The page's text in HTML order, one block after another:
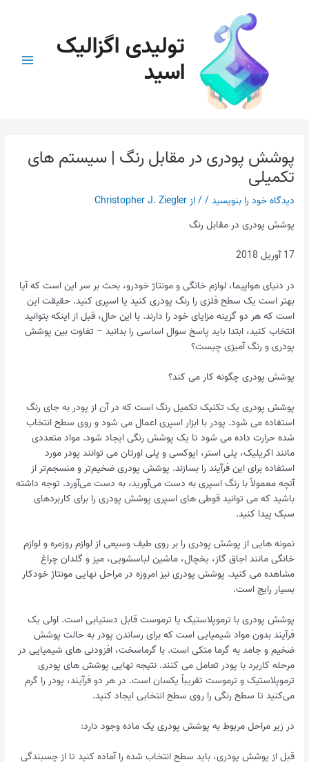
تولیدی اگزالیک
اسید
پوشش پودری در مقابل رنگ | سیستم های
تکمیلی
دیدگاه‌ خود را بنویسید// از Christopher J. Ziegler
پوشش پودری در مقابل رنگ
17 آوریل 2018
در دنیای هواپیما، لوازم خانگی و مونتاژ خودرو، بحث بر سر این است که آیا
بهتر است یک سطح فلزی را رنگ پودری کنید یا اسپری کنید. حقیقت این
است که هر دو گزینه مزایای خود را دارند. با این حال، قبل از اینکه بتوانید
انتخاب کنید، ابتدا باید پاسخ سوال اساسی را بدانید – تفاوت بین پوشش
پودری و رنگ آمیزی چیست؟
پوشش پودری چگونه کار می کند؟
پوشش پودری یک تکنیک تکمیل رنگ است که در آن از پودر به جای رنگ
استفاده می شود. پودر با ابزار اسپری اعمال می شود و روی سطح انتخاب
شده حرارت داده می شود تا یک پوشش رنگی ایجاد شود. مواد متعددی
مانند اکریلیک، پلی استر، اپوکسی و پلی اورتان می توانند پودر مورد
استفاده برای این فرآیند را بسازند. پوشش پودری ضخیم‌تر و منسجم‌تر از
آنچه معمولاً با رنگ اسپری به دست می‌آورید، به دست می‌آورد. توجه داشته
باشید که می توانید قوطی های اسپری پوشش پودری را برای کاربردهای
سبک پیدا کنید.
نمونه هایی از پوشش پودری را بر روی طیف وسیعی از لوازم روزمره و لوازم
خانگی مانند اجاق گاز، یخچال، ماشین لباسشویی، میز و گلدان چراغ
مشاهده می کنید. پوشش پودری نیز امروزه در مراحل نهایی مونتاژ خودکار
بسیار رایج است.
پوشش پودری با ترموپلاستیک یا ترموست قابل دستیابی است. اولی یک
فرآیند بدون مواد شیمیایی است که برای رساندن پودر به حالت پوشش
ضخیم و جامد به گرما متکی است. با گرماسخت، افزودنی های شیمیایی در
مرحله کاربرد با پودر تعامل می کنند. نتیجه نهایی پوشش های پودری
ترموپلاستیک و ترموست تقریباً یکسان است. در هر دو فرآیند، پودر را گرم
می‌کنید تا سطح رنگی را روی سطح انتخابی ایجاد کنید.
در زیر مراحل مربوط به پوشش پودری یک ماده وجود دارد:
قبل از پوشش پودری، باید سطح انتخاب شده را آماده کنید تا از چسبندگی
نوشته